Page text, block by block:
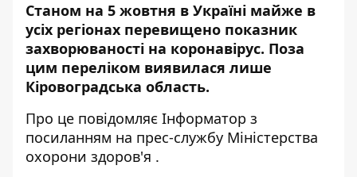
Станом на 5 жовтня в Україні майже в
усіх регіонах перевищено показник
захворюваності на коронавірус. Поза
цим переліком виявилася лише
Кіровоградська область.
Про це повідомляє Інформатор з
посиланням на прес-службу Міністерства
охорони здоров'я .